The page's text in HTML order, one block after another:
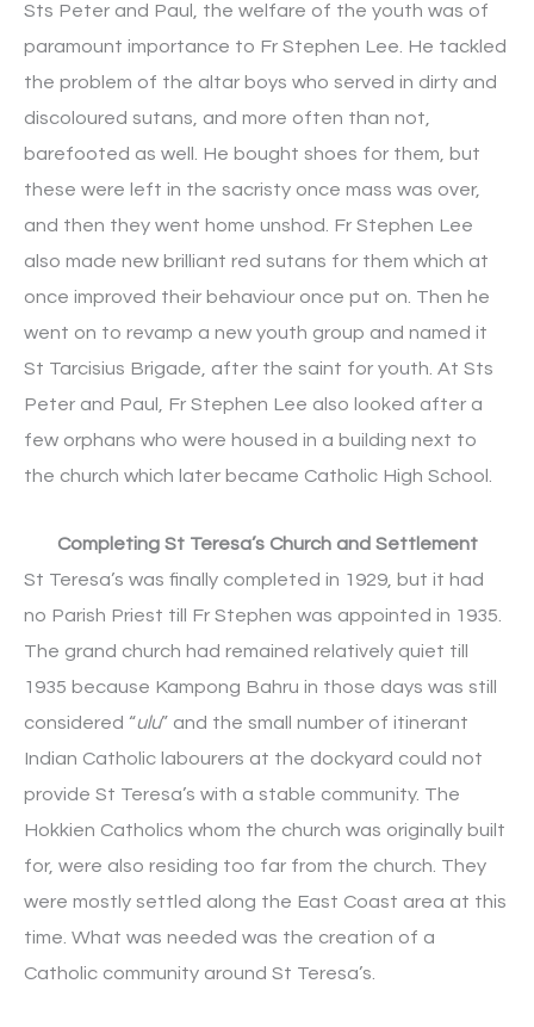
Sts Peter and Paul, the welfare of the youth was of
paramount importance to Fr Stephen Lee. He tackled
the problem of the altar boys who served in dirty and
discoloured sutans, and more often than not,
barefooted as well. He bought shoes for them, but
these were left in the sacristy once mass was over,
and then they went home unshod. Fr Stephen Lee
also made new brilliant red sutans for them which at
once improved their behaviour once put on. Then he
went on to revamp a new youth group and named it
St Tarcisius Brigade, after the saint for youth. At Sts
Peter and Paul, Fr Stephen Lee also looked after a
few orphans who were housed in a building next to
the church which later became Catholic High School.
Completing St Teresa’s Church and Settlement
St Teresa’s was finally completed in 1929, but it had
no Parish Priest till Fr Stephen was appointed in 1935.
The grand church had remained relatively quiet till
1935 because Kampong Bahru in those days was still
considered “ulu” and the small number of itinerant
Indian Catholic labourers at the dockyard could not
provide St Teresa’s with a stable community. The
Hokkien Catholics whom the church was originally built
for, were also residing too far from the church. They
were mostly settled along the East Coast area at this
time. What was needed was the creation of a
Catholic community around St Teresa’s.